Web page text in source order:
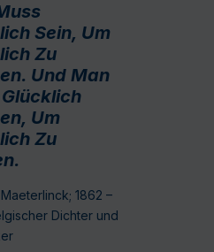
Sein, Um
Zu
Und Man
Um
Zu
1862 –
Dichter und